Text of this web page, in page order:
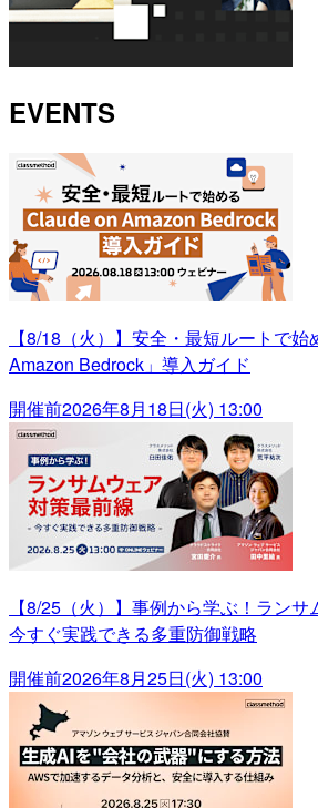
EVENTS
【8/18（火）】安全・最短ルートで
Amazon Bedrock」導入ガイド
開催前2026年8月18日(火) 13:00
【8/25（火）】事例から学ぶ！ラン
今すぐ実践できる多重防御戦略
開催前2026年8月25日(火) 13:00